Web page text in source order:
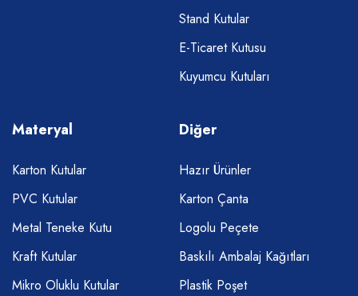
Stand Kutular
E-Ticaret Kutusu
Kuyumcu Kutuları
Materyal
Karton Kutular
PVC Kutular
Metal Teneke Kutu
Kraft Kutular
Mikro Oluklu Kutular
Diğer
Hazır Ürünler
Karton Çanta
Logolu Peçete
Baskılı Ambalaj Kağıtları
Plastik Poşet